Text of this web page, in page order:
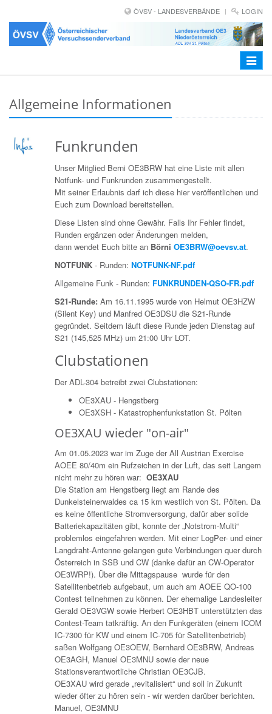
ÖVSV - LANDESVERBÄNDE LOGIN
Toggle
Allgemeine Informationen
Funkrunden
Unser Mitglied Berni OE3BRW hat eine Liste mit allen
Notfunk- und Funkrunden zusammengestellt.
Mit seiner Erlaubnis darf ich diese hier veröffentlichen und
Euch zum Download bereitstellen.
Diese Listen sind ohne Gewähr. Falls Ihr Fehler findet,
Runden ergänzen oder Änderungen melden,
dann wendet Euch bitte an Börni OE3BRW@oevsv.at.
NOTFUNK- Runden: NOTFUNK-NF.pdf
Allgemeine Funk - Runden: FUNKRUNDEN-QSO-FR.pdf
S21-Runde: Am 16.11.1995 wurde von Helmut OE3HZW
(Silent Key) und Manfred OE3DSU die S21-Runde
gegründet. Seitdem läuft diese Runde jeden Dienstag auf
S21 (145,525 MHz) um 21:00 Uhr LOT.
Clubstationen
Der ADL-304 betreibt zwei Clubstationen:
OE3XAU - Hengstberg
OE3XSH - Katastrophenfunkstation St. Pölten
OE3XAU wieder "on-air"
Am 01.05.2023 war im Zuge der All Austrian Exercise
AOEE 80/40m ein Rufzeichen in der Luft, das seit Langem
nicht mehr zu hören war: OE3XAU
Die Station am Hengstberg liegt am Rande des
Dunkelsteinerwaldes ca 15 km westlich von St. Pölten. Da
es keine öffentliche Stromversorgung, dafür aber solide
Batteriekapazitäten gibt, konnte der „Notstrom-Multi“
problemlos eingefahren werden. Mit einer LogPer- und einer
Langdraht-Antenne gelangen gute Verbindungen quer durch
Österreich in SSB und CW (danke dafür an CW-Operator
OE3WRP!). Über die Mittagspause wurde für den
Satellitenbetrieb aufgebaut, um auch am AOEE QO-100
Contest teilnehmen zu können. Der ehemalige Landesleiter
Gerald OE3VGW sowie Herbert OE3HBT unterstützten das
Contest-Team tatkräftig. An den Funkgeräten (einem ICOM
IC-7300 für KW und einem IC-705 für Satellitenbetrieb)
saßen Wolfgang OE3OEW, Bernhard OE3BRW, Andreas
OE3AGH, Manuel OE3MNU sowie der neue
Stationsverantwortliche Christian OE3CJB.
OE3XAU wird gerade „revitalisiert“ und soll in Zukunft
wieder öfter zu hören sein - wir werden darüber berichten.
Manuel, OE3MNU